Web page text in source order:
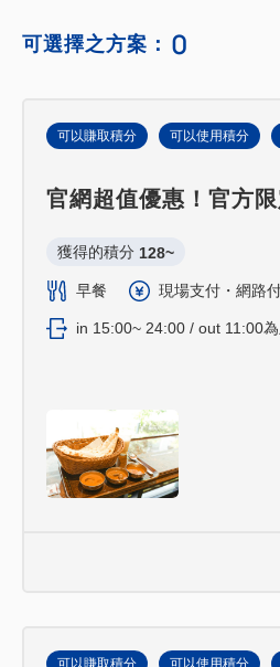
可選擇之方案： 0
可以賺取積分 可以使用積分
官網超值優惠！官方
獲得的積分 128~
早餐 現場支付・網路
in 15:00~ 24:00 / out 11:00